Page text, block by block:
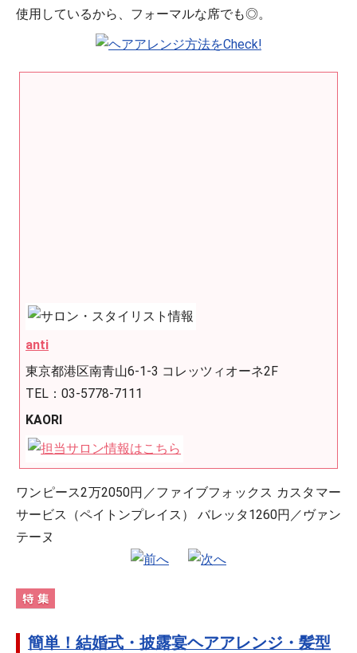
使用しているから、フォーマルな席でも◎。
anti
東京都港区南青山6-1-3 コレッツィオーネ2F
TEL：03-5778-7111
KAORI
ワンピース2万2050円／ファイブフォックス カスタマー
サービス（ペイトンプレイス） バレッタ1260円／ヴァン
テーヌ
簡単！結婚式・披露宴ヘアアレンジ・髪型